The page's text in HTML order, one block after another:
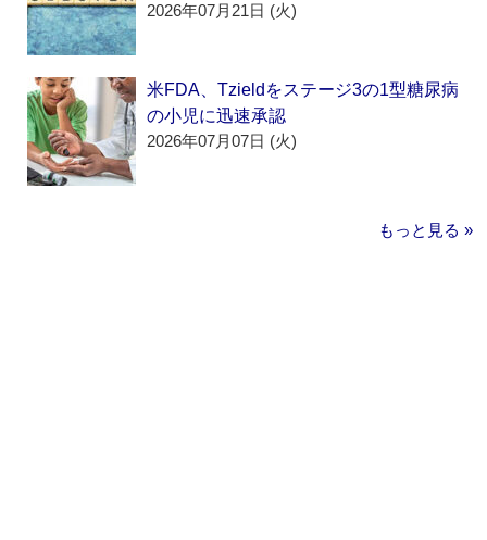
2026年07月21日 (火)
米FDA、Tzieldをステージ3の1型糖尿病
の小児に迅速承認
2026年07月07日 (火)
もっと見る »